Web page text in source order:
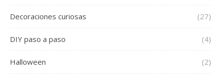
Decoraciones curiosas (27)
DIY paso a paso (4)
Halloween (2)